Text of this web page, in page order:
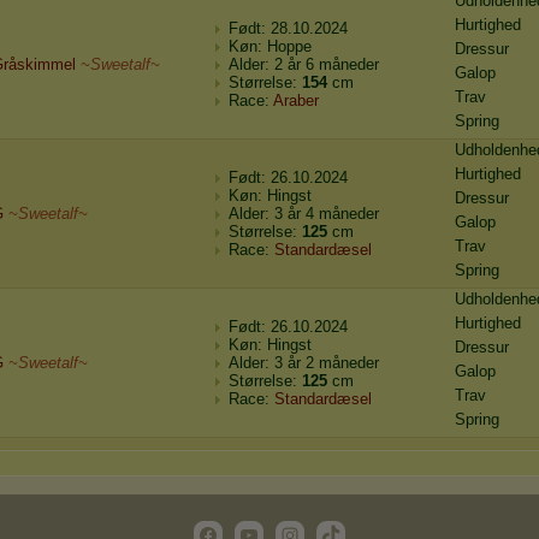
~Sweetalf~
Født: 28.10.2024
Køn: Hoppe
Alder: 2 år 6 måneder
Størrelse: 154 cm
Race: Araber
Hurtighed
Dressur
Galop
Trav
Spring
~Sweetalf~
Født: 26.10.2024
Køn: Hingst
Alder: 3 år 4 måneder
Størrelse: 125 cm
Race: Standardæsel
Hurtighed
Dressur
Galop
Trav
Spring
~Sweetalf~
Født: 26.10.2024
Køn: Hingst
Alder: 3 år 2 måneder
Størrelse: 125 cm
Race: Standardæsel
Hurtighed
Dressur
Galop
Trav
Spring